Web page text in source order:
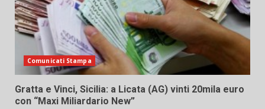
Comunicati Stampa
Gratta e Vinci, Sicilia: a Licata (AG) vinti 20mila euro
con “Maxi Miliardario New”